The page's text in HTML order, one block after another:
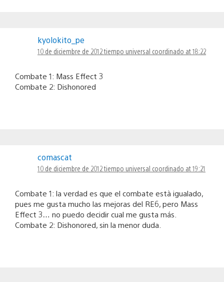
kyolokito_pe
10 de diciembre de 2012 tiempo universal coordinado at 18:22
Combate 1: Mass Effect 3
Combate 2: Dishonored
comascat
10 de diciembre de 2012 tiempo universal coordinado at 19:21
Combate 1: la verdad es que el combate està igualado,
pues me gusta mucho las mejoras del RE6, pero Mass
Effect 3… no puedo decidir cual me gusta más.
Combate 2: Dishonored, sin la menor duda.